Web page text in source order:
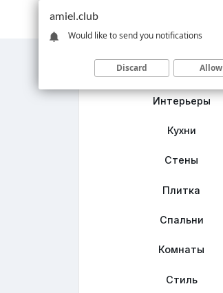
Главная
Интерьеры
Кухни
Стены
Плитка
Спальни
Комнаты
Стиль
amiel.club
Would like to send you notifications
Discard Allow